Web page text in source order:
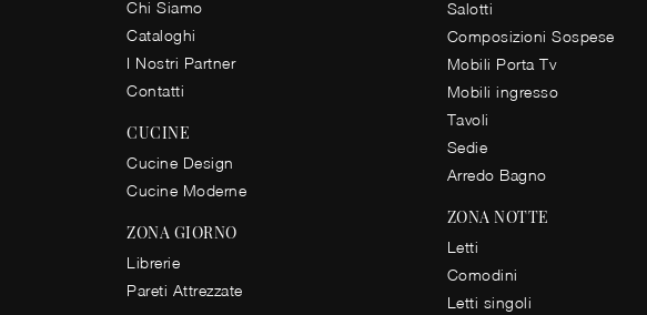
Chi Siamo
Cataloghi
I Nostri Partner
Contatti
CUCINE
Cucine Design
Cucine Moderne
ZONA GIORNO
Librerie
Pareti Attrezzate
Salotti
Composizioni Sospese
Mobili Porta Tv
Mobili ingresso
Tavoli
Sedie
Arredo Bagno
ZONA NOTTE
Letti
Comodini
Letti singoli